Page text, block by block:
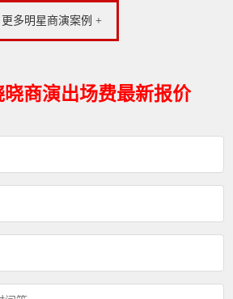
更多明星商演案例 +
商演出场费最新报价